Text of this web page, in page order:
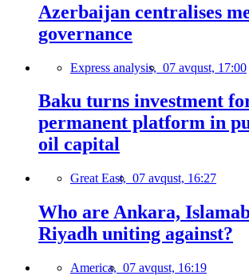
Azerbaijan centralises
governance
Express analysis, 07 avqust, 17:00
Baku turns investment
permanent platform in
oil capital
Great East, 07 avqust, 16:27
Who are Ankara,
Riyadh uniting against?
America, 07 avqust, 16:19